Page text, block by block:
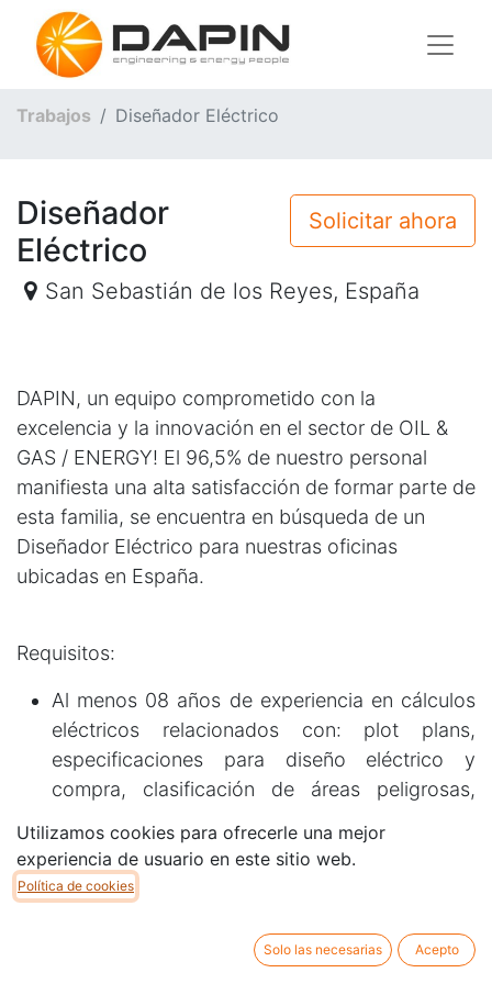
Trabajos Diseñador Eléctrico
Solicitar ahora
Diseñador
Eléctrico
San Sebastián de los Reyes, España
DAPIN, un equipo comprometido con la
excelencia y la innovación en el sector de OIL &
GAS / ENERGY! El 96,5% de nuestro personal
manifiesta una alta satisfacción de formar parte de
esta familia, se encuentra en búsqueda de un
Diseñador Eléctrico para nuestras oficinas
ubicadas en España.
Requisitos:
Al menos 08 años de experiencia en cálculos
eléctricos relacionados con: plot plans,
especificaciones para diseño eléctrico y
compra, clasificación de áreas peligrosas,
Experiencia en ofertas de proyectos de suma
global.
Experiencia en proyectos EPC en la industria
de energía, petróleo y gas.
Manejo de herramientas digitales y softwares.
Utilizamos cookies para ofrecerle una mejor
experiencia de usuario en este sitio web.
Política de cookies
Solo las necesarias Acepto